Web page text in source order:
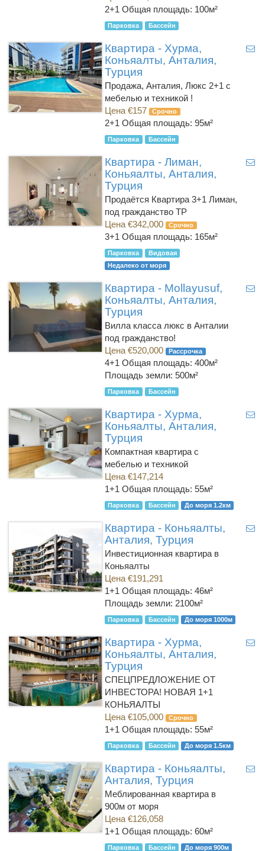
2+1 Общая площадь: 100м²
Парковка Бассейн
Квартира - Хурма,
Коньяалты, Анталия,
Турция
Продажа, Анталия, Люкс 2+1 с
мебелью и техникой !
Цена €157
Срочно
2+1 Общая площадь: 95м²
Парковка Бассейн
Квартира - Лиман,
Коньяалты, Анталия,
Турция
Продаётся Квартира 3+1 Лиман,
под гражданство ТР
Цена €342,000
Срочно
3+1 Общая площадь: 165м²
Парковка
Видовая
Недалеко от моря
Квартира - Mollayusuf,
Коньяалты, Анталия,
Турция
Вилла класса люкс в Анталии
под гражданство!
Цена €520,000
Рассрочка
4+1 Общая площадь: 400м²
Площадь земли: 500м²
Парковка Бассейн
Квартира - Хурма,
Коньяалты, Анталия,
Турция
Компактная квартира с
мебелью и техникой
Цена €147,214
1+1 Общая площадь: 55м²
Парковка Бассейн До моря 1.2км
Квартира - Коньяалты,
Анталия, Турция
Инвестиционная квартира в
Коньяалты
Цена €191,291
1+1 Общая площадь: 46м²
Площадь земли: 2100м²
Парковка Бассейн До моря 1000м
Квартира - Хурма,
Коньяалты, Анталия,
Турция
СПЕЦПРЕДЛОЖЕНИЕ ОТ
ИНВЕСТОРА! НОВАЯ 1+1
КОНЬЯАЛТЫ
Цена €105,000
Срочно
1+1 Общая площадь: 55м²
Парковка Бассейн До моря 1.5км
Квартира - Коньяалты,
Анталия, Турция
Меблированная квартира в
900м от моря
Цена €126,058
1+1 Общая площадь: 60м²
Парковка Бассейн До моря 900м